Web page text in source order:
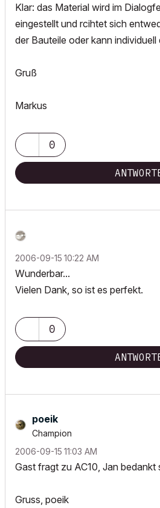
Klar: das Material wird im
eingestellt und rcihtet sich
der Bauteile oder kann
Gruß
Markus
0
‎2006-09-15 10:22 AM
Wunderbar...
Vielen Dank, so ist es perfekt.
0
poeik
Champion
‎2006-09-15 11:03 AM
Gast fragt zu AC10, Jan bedankt
Gruss, poeik